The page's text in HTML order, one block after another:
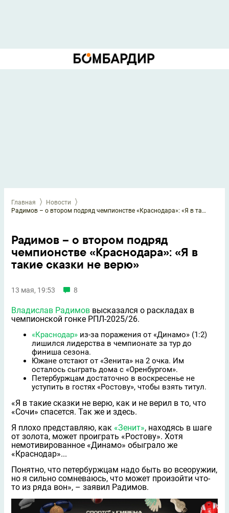
Главная
Новости
Радимов – о втором подряд чемпионстве «Краснодара»: «Я в такие сказки не верю»
Радимов – о втором подряд
чемпионстве «Краснодара»: «Я в
такие сказки не верю»
13 мая, 19:53 8
Владислав Радимов высказался о раскладах в
чемпионской гонке РПЛ-2025/26.
«Краснодар» из-за поражения от «Динамо» (1:2)
лишился лидерства в чемпионате за тур до
финиша сезона.
Южане отстают от «Зенита» на 2 очка. Им
осталось сыграть дома с «Оренбургом».
Петербуржцам достаточно в воскресенье не
уступить в гостях «Ростову», чтобы взять титул.
«Я в такие сказки не верю, как и не верил в то, что
«Сочи» спасется. Так же и здесь.
Я плохо представляю, как «Зенит», находясь в шаге
от золота, может проиграть «Ростову». Хотя
немотивированное «Динамо» обыграло же
«Краснодар»...
Понятно, что петербуржцам надо быть во всеоружии,
но я сильно сомневаюсь, что может произойти что-
то из ряда вон», – заявил Радимов.